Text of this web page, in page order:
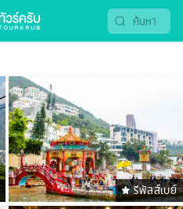
รีพัลส์เบย์